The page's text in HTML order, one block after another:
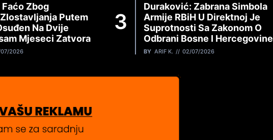
Zbog
Putem
Na Dvije
Mjeseci Zatvora
2026
Duraković: Zabrana Simbola
Armije RBiH U Direktnoj Je
Suprotnosti Sa Zakonom O
Odbrani Bosne I Hercegovine
BY ARIF K. 02/07/2026